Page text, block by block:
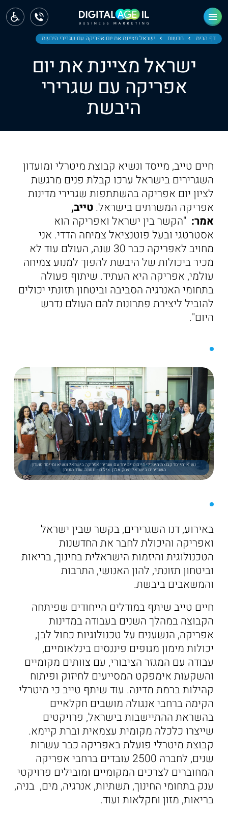
דף הבית חדשות ישראל מציינת את יום אפריקה עם שגרירי היבשת
ישראל מציינת את יום
אפריקה עם שגרירי
היבשת
חיים טייב, מייסד ונשיא קבוצת מיטרלי ומועדון
השגרירים בישראל ערכו קבלת פנים מרגשת
לציון יום אפריקה בהשתתפות שגרירי מדינות
אפריקה המשרתים בישראל.טייב,
אמר: "הקשר בין ישראל ואפריקה הוא
אסטרטגי ובעל פוטנציאל צמיחה הדדי. אני
מחויב לאפריקה כבר 30 שנה, העולם עוד לא
מכיר ביכולות של היבשת להפוך למנוע צמיחה
עולמי, אפריקה היא העתיד. שיתוף פעולה
בתחומי האנרגיה הסביבה וביטחון תזונתי יכולים
להוביל ליצירת פתרונות להם העולם נדרש
היום".
נשיא ומייסד קבוצת מיטרלי חיים טייב יחד עם שגרירי אפריקה בישראל ונשיא ומייסד מועדון
השגרירים בישראל יצחק אלדן. צילום - תמונה: עודד הנטמן.
באירוע, דנו השגרירים, בקשר שבין ישראל
ואפריקה והיכולת לחבר את החדשנות
הטכנולוגית והיזמות הישראלית בחינוך, בריאות
וביטחון תזונתי, להון האנושי, התרבות
והמשאבים ביבשת.
חיים טייב שיתף במודלים הייחודים שפיתחה
הקבוצה במהלך השנים בעבודה במדינות
אפריקה, הנשענים על טכנולוגיות כחול לבן,
יכולות מימון מגופים פיננסים בינלאומיים,
עבודה עם המגזר הציבורי, עם צוותים מקומיים
והשקעות אימפקט המסייעים לחיזוק ופיתוח
קהילות ברמת מדינה. עוד שיתף טייב כי מיטרלי
הקימה ברחבי אנגולה מושבים חקלאיים
בהשראת ההתיישבות בישראל, פרויקטים
שייצרו כלכלה מקומית עצמאית וברת קיימא.
קבוצת מיטרלי פועלת באפריקה כבר עשרות
שנים, לחברה 2500 עובדים ברחבי אפריקה
המחוברים לצרכים המקומיים ומובילים פרויקטי
ענק בתחומי החינוך, תשתיות, אנרגיה, מים, בניה,
בריאות, מזון וחקלאות ועוד.
ראשי
חדשות
מחוז צפון
מחוז חיפה
מחוז מרכז
מחוז דרום
תל אביב